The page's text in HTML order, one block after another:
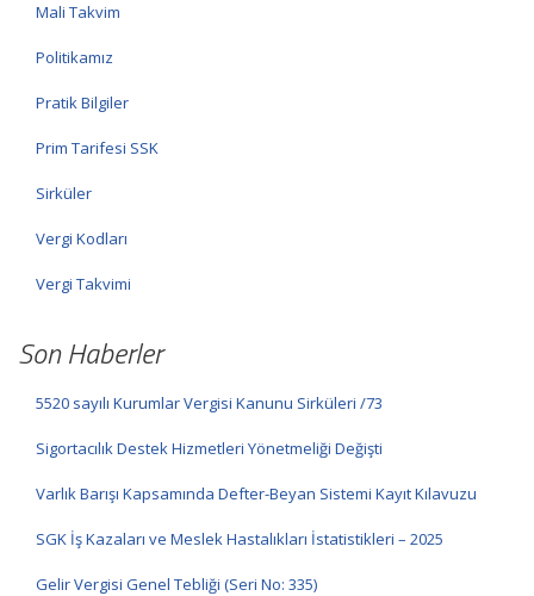
Mali Takvim
Politikamız
Pratik Bilgiler
Prim Tarifesi SSK
Sirküler
Vergi Kodları
Vergi Takvimi
Son Haberler
5520 sayılı Kurumlar Vergisi Kanunu Sirküleri /73
Sigortacılık Destek Hizmetleri Yönetmeliği Değişti
Varlık Barışı Kapsamında Defter-Beyan Sistemi Kayıt Kılavuzu
SGK İş Kazaları ve Meslek Hastalıkları İstatistikleri – 2025
Gelir Vergisi Genel Tebliği (Seri No: 335)